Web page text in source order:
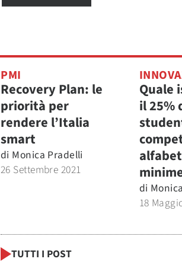
PMI
Recovery Plan: le
priorità per
rendere l’Italia
smart
di Monica Pradelli
26 Settembre 2021
Quale
il 25%
di
18
TUTTI I POST